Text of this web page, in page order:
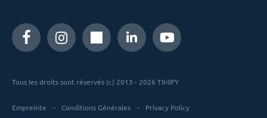
Tous les droits sont réservés (c) 2013 - 2026 TIMIFY
Empreinte Conditions Générales Privacy Policy